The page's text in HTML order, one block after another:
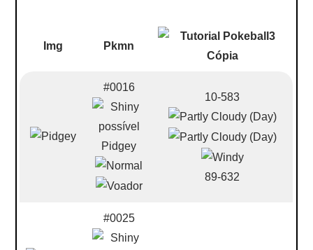
Img Pkmn
#0016
Pidgey
10-583
89-632
#0025